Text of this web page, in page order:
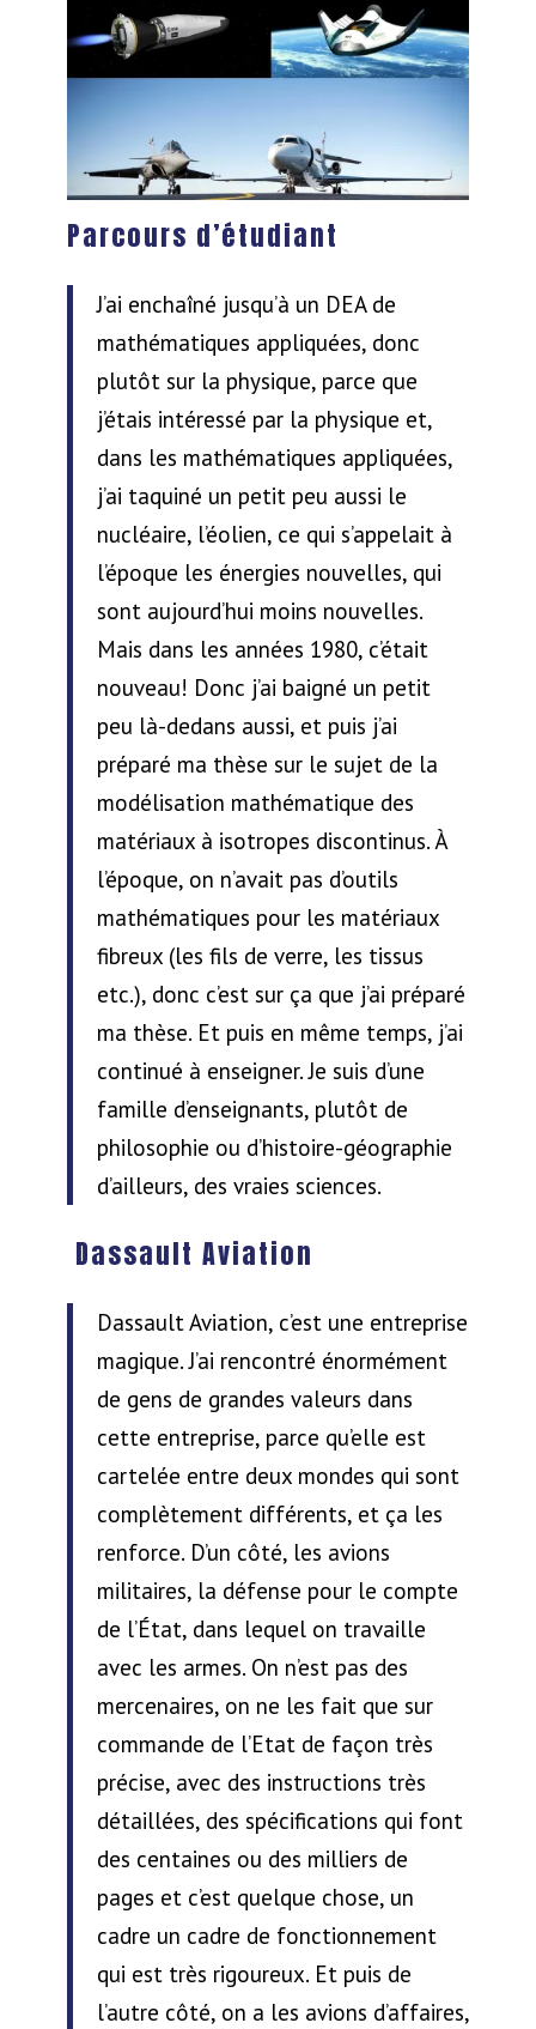
Parcours d’étudiant
J’ai enchaîné jusqu’à un DEA de
mathématiques appliquées, donc
plutôt sur la physique, parce que
j’étais intéressé par la physique et,
dans les mathématiques appliquées,
j’ai taquiné un petit peu aussi le
nucléaire, l’éolien, ce qui s’appelait à
l’époque les énergies nouvelles, qui
sont aujourd’hui moins nouvelles.
Mais dans les années 1980, c’était
nouveau! Donc j’ai baigné un petit
peu là-dedans aussi, et puis j’ai
préparé ma thèse sur le sujet de la
modélisation mathématique des
matériaux à isotropes discontinus. À
l’époque, on n’avait pas d’outils
mathématiques pour les matériaux
fibreux (les fils de verre, les tissus
etc.), donc c’est sur ça que j’ai préparé
ma thèse. Et puis en même temps, j’ai
continué à enseigner. Je suis d’une
famille d’enseignants, plutôt de
philosophie ou d’histoire-géographie
d’ailleurs, des vraies sciences.
Dassault Aviation
Dassault Aviation, c’est une entreprise
magique. J’ai rencontré énormément
de gens de grandes valeurs dans
cette entreprise, parce qu’elle est
cartelée entre deux mondes qui sont
complètement différents, et ça les
renforce. D’un côté, les avions
militaires, la défense pour le compte
de l’État, dans lequel on travaille
avec les armes. On n’est pas des
mercenaires, on ne les fait que sur
commande de l’Etat de façon très
précise, avec des instructions très
détaillées, des spécifications qui font
des centaines ou des milliers de
pages et c’est quelque chose, un
cadre un cadre de fonctionnement
qui est très rigoureux. Et puis de
l’autre côté, on a les avions d’affaires,